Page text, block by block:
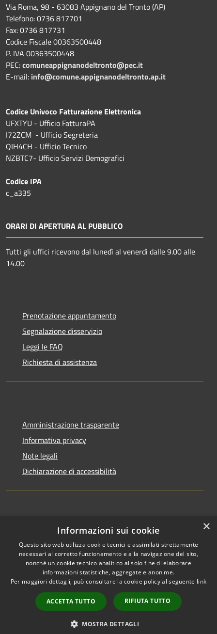
Via Roma, 98 - 63083 Appignano del Tronto (AP)
Telefono: 0736 817701
Fax: 0736 817731
Codice Fiscale 00363500448
P. IVA 00363500448
PEC:comuneappignanodeltronto@pec.it
E-mail: info@comune.appignanodeltronto.ap.it
Codice Univoco Fatturazione Elettronica
UFXTYU - Ufficio FatturaPA
I72ZCM - Ufficio Segreteria
QIH4CH - Ufficio Tecnico
NZBTC7- Ufficio Servizi Demografici
Codice IPA
c_a335
ORARI DI APERTURA AL PUBBLICO
Tutti gli uffici ricevono dal lunedì al venerdì dalle 9.00 alle
14.00
Prenotazione appuntamento
Segnalazione disservizio
Leggi le FAQ
Richiesta di assistenza
Amministrazione trasparente
Informativa privacy
Note legali
Dichiarazione di accessibilità
RSS
Accessibilità
Cookie
Mappa del sito
Extranet
Copyright © 2026 • Comune di
Appignano del Tronto •
Powered byMunicipium
Accesso redazione
×
Informazioni sui cookie
Questo sito web utilizza cookie tecnici e assimilati strettamente
necessari al corretto funzionamento e alla navigazione del sito,
nonché un cookie tecnico analitico al solo fine di elaborare
informazioni statistiche, aggregate e anonime.
Per maggiori dettagli, può consultare la cookie policy al seguente link
ACCETTA TUTTO RIFIUTA TUTTO
MOSTRA DETTAGLI